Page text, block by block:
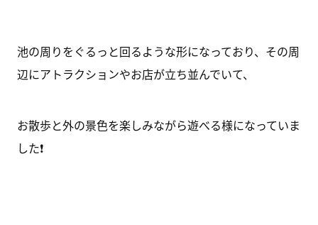
池の周りをぐるっと回るような形になっており、その周
辺にアトラクションやお店が立ち並んでいて、
お散歩と外の景色を楽しみながら遊べる様になっていま
した❗